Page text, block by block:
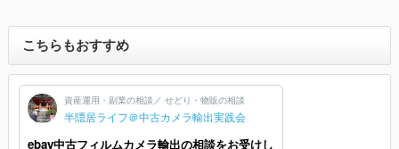
こちらもおすすめ